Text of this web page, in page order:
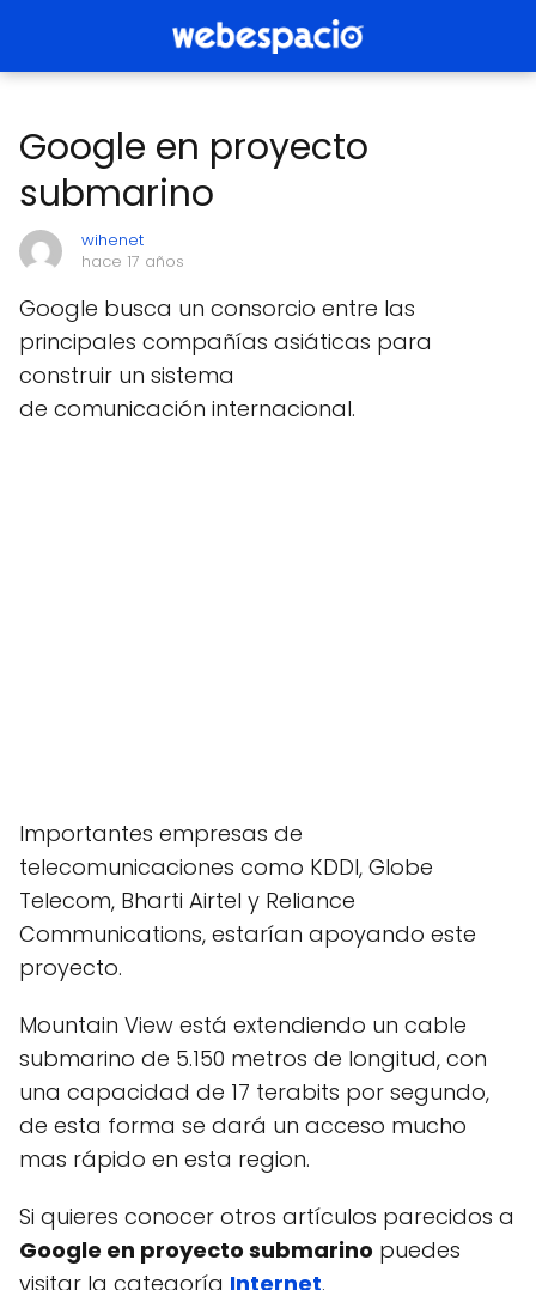
Google en proyecto
submarino
wihenet
hace 17 años
Google busca un consorcio entre las
principales compañías asiáticas para
construir un sistema
de comunicación internacional.
Importantes empresas de
telecomunicaciones como KDDI, Globe
Telecom, Bharti Airtel y Reliance
Communications, estarían apoyando este
proyecto.
Mountain View está extendiendo un cable
submarino de 5.150 metros de longitud, con
una capacidad de 17 terabits por segundo,
de esta forma se dará un acceso mucho
mas rápido en esta region.
Si quieres conocer otros artículos parecidos a
Google en proyecto submarino puedes
visitar la categoría Internet.